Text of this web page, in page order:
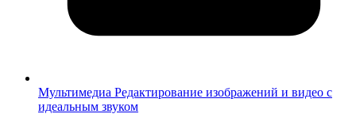
Мультимедиа Редактирование изображений и видео с
идеальным звуком